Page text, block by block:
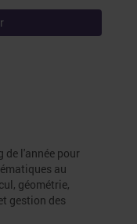
de l'année pour
au
géométrie,
gestion des